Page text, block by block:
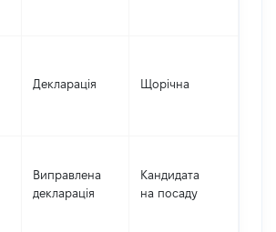
Декларація Щорічна
Виправлена
декларація
Кандидата
на посаду